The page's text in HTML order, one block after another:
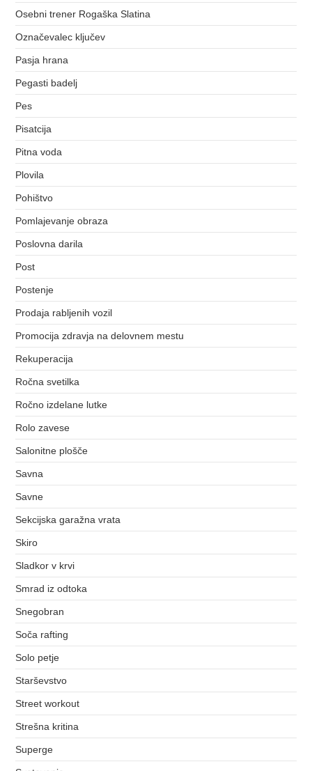
Osebni trener Rogaška Slatina
Označevalec ključev
Pasja hrana
Pegasti badelj
Pes
Pisatcija
Pitna voda
Plovila
Pohištvo
Pomlajevanje obraza
Poslovna darila
Post
Postenje
Prodaja rabljenih vozil
Promocija zdravja na delovnem mestu
Rekuperacija
Ročna svetilka
Ročno izdelane lutke
Rolo zavese
Salonitne plošče
Savna
Savne
Sekcijska garažna vrata
Skiro
Sladkor v krvi
Smrad iz odtoka
Snegobran
Soča rafting
Solo petje
Starševstvo
Street workout
Strešna kritina
Superge